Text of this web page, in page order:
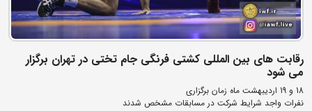
رقابت های بین المللی کشتی فرنگی جام تختی در تهران برگزار
می شود
18 و 19 اردیبهشت ماه زمان برگزاری
نفرات واجد شرایط شرکت در مسابقات مشخص شدند